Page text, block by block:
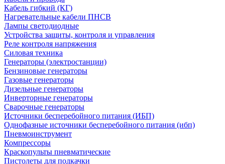
Кабель гибкий (КГ)
Нагревательные кабели ПНСВ
Лампы светодиодные
Устройства защиты, контроля и управления
Реле контроля напряжения
Силовая техника
Генераторы (электростанции)
Бензиновые генераторы
Газовые генераторы
Дизельные генераторы
Инверторные генераторы
Сварочные генераторы
Источники бесперебойного питания (ИБП)
Однофазные источники бесперебойного питания (ибп)
Пневмоинструмент
Компрессоры
Краскопульты пневматические
Пистолеты для подкачки